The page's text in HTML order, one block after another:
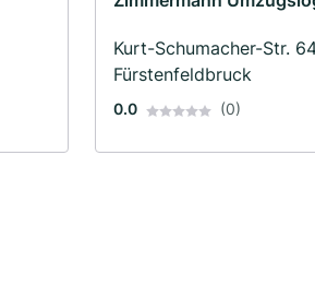
Kurt-Schumacher-Str.
Fürstenfeldbruck
0.0 (0)